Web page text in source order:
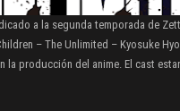
a la segunda temporada de
– The Unlimited – Kyosuke
la producción del anime. El cast